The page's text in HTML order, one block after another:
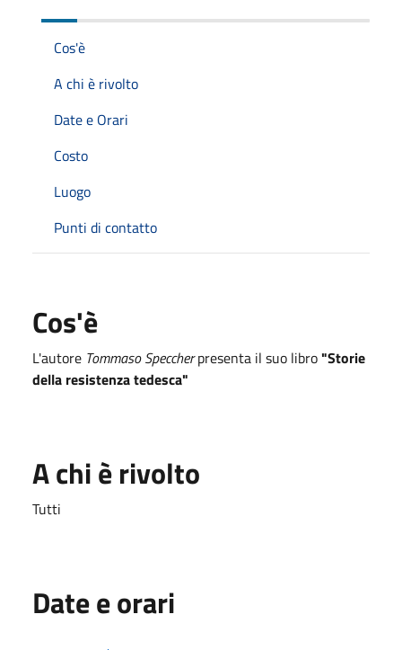
Cos'è
A chi è rivolto
Date e Orari
Costo
Luogo
Punti di contatto
Cos'è
L'autore Tommaso Speccherpresenta il suo libro"Storie
della resistenza tedesca"
A chi è rivolto
Tutti
Date e orari